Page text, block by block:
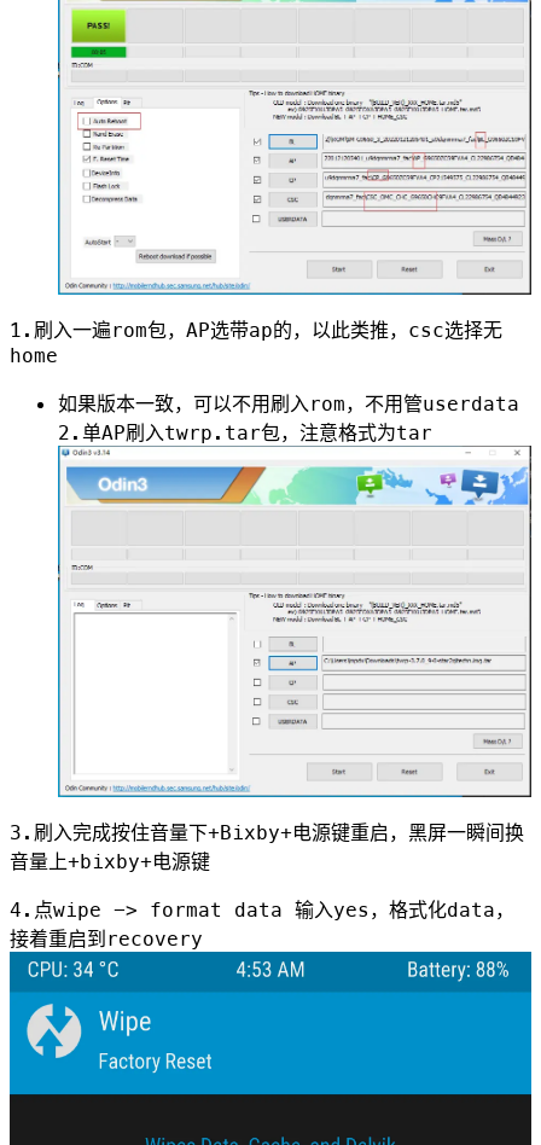
1.刷入一遍rom包，AP选带ap的，以此类推，csc选择无
home
如果版本一致，可以不用刷入rom，不用管userdata
2.单AP刷入twrp.tar包，注意格式为tar
3.刷入完成按住音量下+Bixby+电源键重启，黑屏一瞬间换
音量上+bixby+电源键
4.点wipe -> format data 输入yes，格式化data，
接着重启到recovery